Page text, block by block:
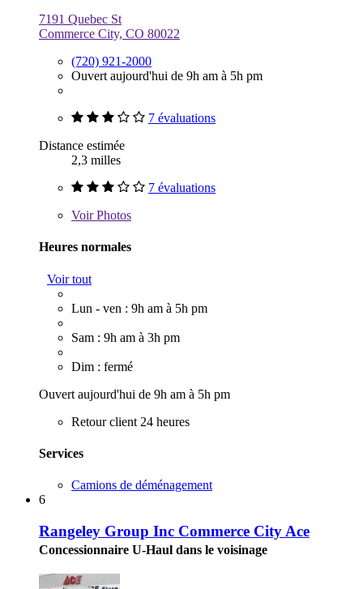
7191 Quebec St
Commerce City, CO 80022
(720) 921-2000
Ouvert aujourd'hui de 9h am à 5h pm
7 évaluations
Distance estimée
2,3 milles
7 évaluations
VoirPhotos
Heures normales
Voir tout
Lun - ven : 9h am à 5h pm
Sam : 9h am à 3h pm
Dim : fermé
Ouvert aujourd'hui de 9h am à 5h pm
Retour client 24 heures
Services
Camions de déménagement
6
Rangeley Group Inc Commerce City Ace
Concessionnaire U-Haul dans le voisinage